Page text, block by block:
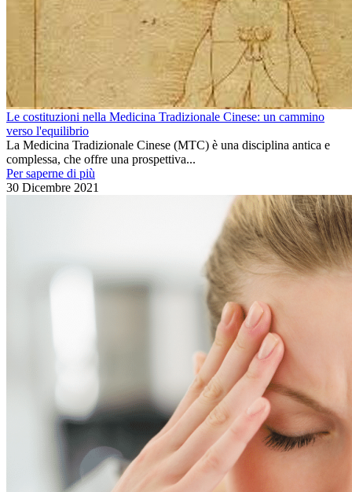
Le costituzioni nella Medicina Tradizionale Cinese: un cammino
verso l'equilibrio
La Medicina Tradizionale Cinese (MTC) è una disciplina antica e
complessa, che offre una prospettiva...
Per saperne di più
30 Dicembre 2021